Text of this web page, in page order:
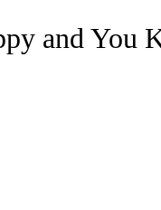
and You